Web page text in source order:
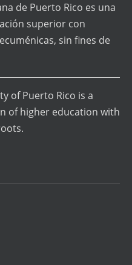
de Puerto Rico es una
superior con
sin fines de
of Puerto Rico is a
of higher education with